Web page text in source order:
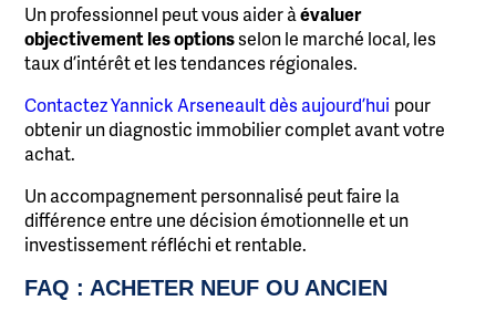
Un professionnel peut vous aider àévaluer
objectivement les optionsselon le marché local, les
taux d’intérêt et les tendances régionales.
Contactez Yannick Arseneault dès aujourd’hui pour
obtenir un diagnostic immobilier complet avant votre
achat.
Un accompagnement personnalisé peut faire la
différence entre une décision émotionnelle et un
investissement réfléchi et rentable.
FAQ : ACHETER NEUF OU ANCIEN